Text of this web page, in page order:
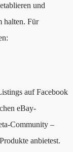
und
halten. Für
auf Facebook
eBay-
Community –
anbietest.